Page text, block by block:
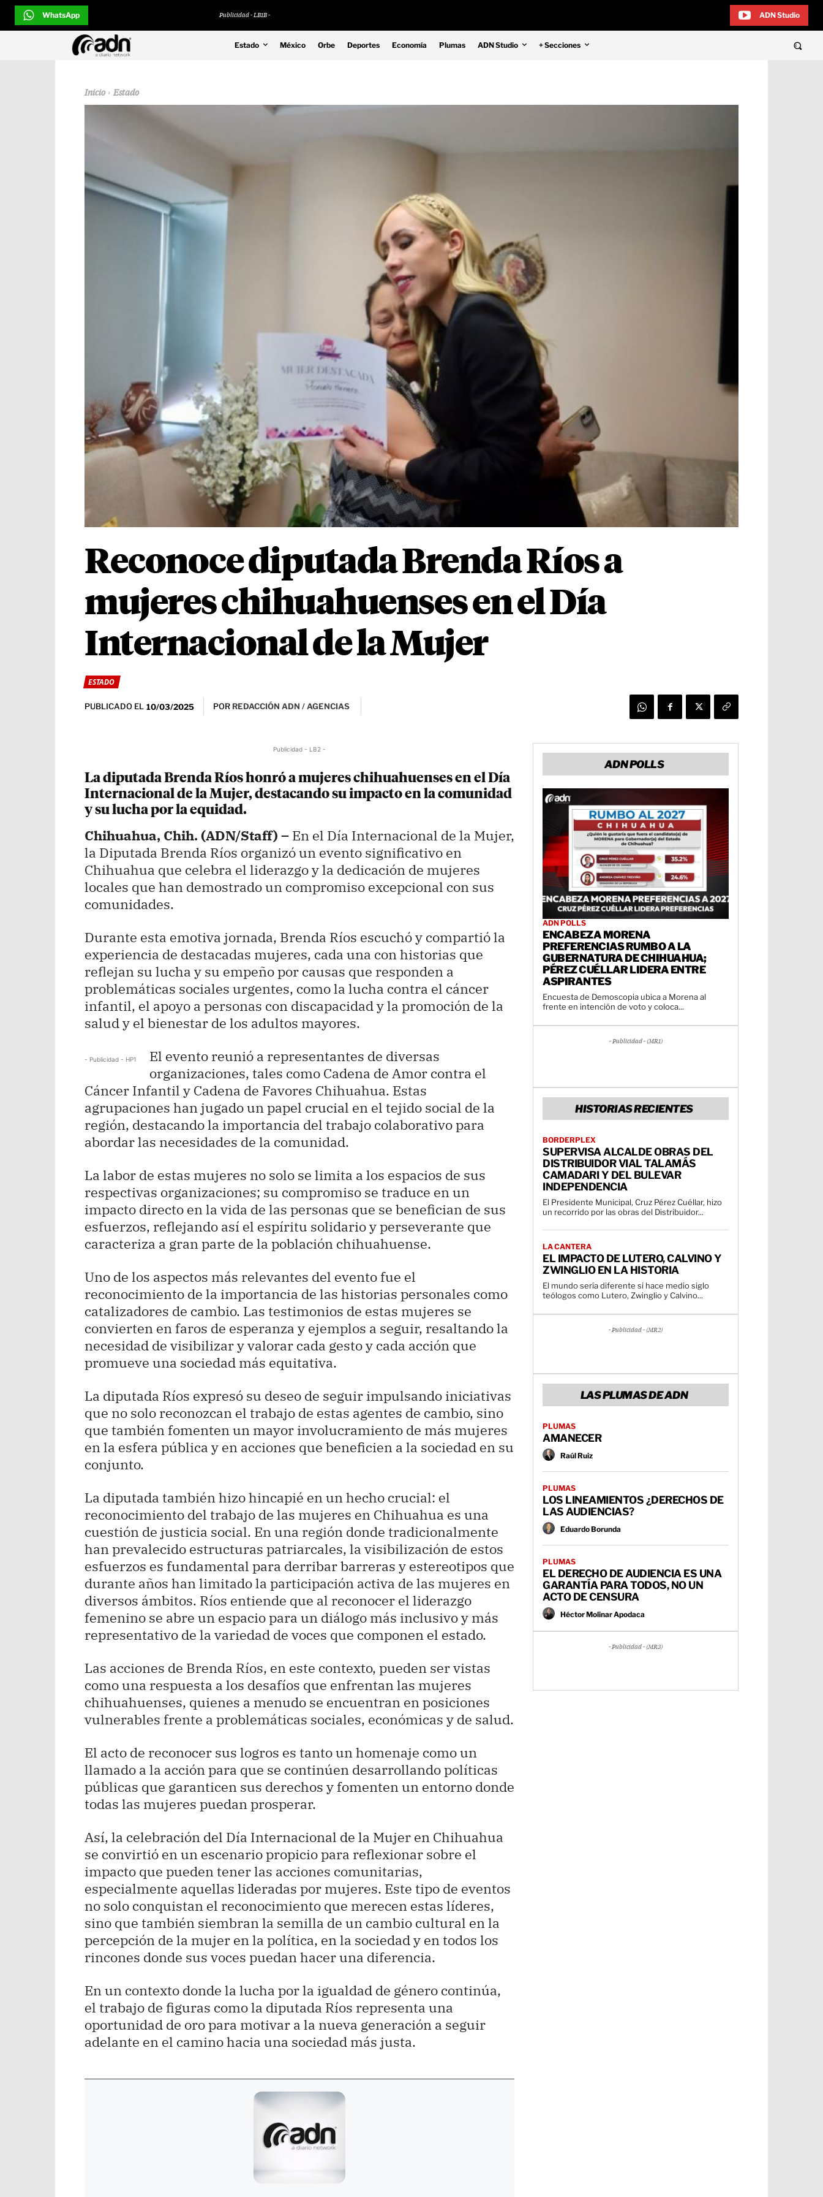
WhatsApp Publicidad - LB1B - ADN Studio
Estado México Orbe Deportes Economía Plumas ADN Studio + Secciones
Inicio Estado
Reconoce diputada Brenda Ríos a
mujeres chihuahuenses en el Día
Internacional de la Mujer
ESTADO
PUBLICADO EL 10/03/2025 POR REDACCIÓN ADN / AGENCIAS
Publicidad - LB2 -
La diputada Brenda Ríos honró a mujeres chihuahuenses en el Día
Internacional de la Mujer, destacando su impacto en la comunidad
y su lucha por la equidad.
Chihuahua, Chih. (ADN/Staff) – En el Día Internacional de la Mujer,
la Diputada Brenda Ríos organizó un evento significativo en
Chihuahua que celebra el liderazgo y la dedicación de mujeres
locales que han demostrado un compromiso excepcional con sus
comunidades.
Durante esta emotiva jornada, Brenda Ríos escuchó y compartió la
experiencia de destacadas mujeres, cada una con historias que
reflejan su lucha y su empeño por causas que responden a
problemáticas sociales urgentes, como la lucha contra el cáncer
infantil, el apoyo a personas con discapacidad y la promoción de la
salud y el bienestar de los adultos mayores.
- Publicidad - HP1
El evento reunió a representantes de diversas
organizaciones, tales como Cadena de Amor contra el
Cáncer Infantil y Cadena de Favores Chihuahua. Estas
agrupaciones han jugado un papel crucial en el tejido social de la
región, destacando la importancia del trabajo colaborativo para
abordar las necesidades de la comunidad.
La labor de estas mujeres no solo se limita a los espacios de sus
respectivas organizaciones; su compromiso se traduce en un
impacto directo en la vida de las personas que se benefician de sus
esfuerzos, reflejando así el espíritu solidario y perseverante que
caracteriza a gran parte de la población chihuahuense.
Uno de los aspectos más relevantes del evento fue el
reconocimiento de la importancia de las historias personales como
catalizadores de cambio. Las testimonios de estas mujeres se
convierten en faros de esperanza y ejemplos a seguir, resaltando la
necesidad de visibilizar y valorar cada gesto y cada acción que
promueve una sociedad más equitativa.
La diputada Ríos expresó su deseo de seguir impulsando iniciativas
que no solo reconozcan el trabajo de estas agentes de cambio, sino
que también fomenten un mayor involucramiento de más mujeres
en la esfera pública y en acciones que beneficien a la sociedad en su
conjunto.
La diputada también hizo hincapié en un hecho crucial: el
reconocimiento del trabajo de las mujeres en Chihuahua es una
cuestión de justicia social. En una región donde tradicionalmente
han prevalecido estructuras patriarcales, la visibilización de estos
esfuerzos es fundamental para derribar barreras y estereotipos que
durante años han limitado la participación activa de las mujeres en
diversos ámbitos. Ríos entiende que al reconocer el liderazgo
femenino se abre un espacio para un diálogo más inclusivo y más
representativo de la variedad de voces que componen el estado.
Las acciones de Brenda Ríos, en este contexto, pueden ser vistas
como una respuesta a los desafíos que enfrentan las mujeres
chihuahuenses, quienes a menudo se encuentran en posiciones
vulnerables frente a problemáticas sociales, económicas y de salud.
El acto de reconocer sus logros es tanto un homenaje como un
llamado a la acción para que se continúen desarrollando políticas
públicas que garanticen sus derechos y fomenten un entorno donde
todas las mujeres puedan prosperar.
Así, la celebración del Día Internacional de la Mujer en Chihuahua
se convirtió en un escenario propicio para reflexionar sobre el
impacto que pueden tener las acciones comunitarias,
especialmente aquellas lideradas por mujeres. Este tipo de eventos
no solo conquistan el reconocimiento que merecen estas líderes,
sino que también siembran la semilla de un cambio cultural en la
percepción de la mujer en la política, en la sociedad y en todos los
rincones donde sus voces puedan hacer una diferencia.
En un contexto donde la lucha por la igualdad de género continúa,
el trabajo de figuras como la diputada Ríos representa una
oportunidad de oro para motivar a la nueva generación a seguir
adelante en el camino hacia una sociedad más justa.
ADN POLLS
ADN POLLS
ENCABEZA MORENA
PREFERENCIAS RUMBO A LA
GUBERNATURA DE CHIHUAHUA;
PÉREZ CUÉLLAR LIDERA ENTRE
ASPIRANTES
Encuesta de Demoscopia ubica a Morena al
frente en intención de voto y coloca...
- Publicidad - (MR1)
HISTORIAS RECIENTES
BORDERPLEX
SUPERVISA ALCALDE OBRAS DEL
DISTRIBUIDOR VIAL TALAMÁS
CAMADARI Y DEL BULEVAR
INDEPENDENCIA
El Presidente Municipal, Cruz Pérez Cuéllar, hizo
un recorrido por las obras del Distribuidor...
LA CANTERA
EL IMPACTO DE LUTERO, CALVINO Y
ZWINGLIO EN LA HISTORIA
El mundo sería diferente si hace medio siglo
teólogos como Lutero, Zwinglio y Calvino...
- Publicidad - (MR2)
LAS PLUMAS DE ADN
PLUMAS
AMANECER
Raúl Ruiz
PLUMAS
LOS LINEAMIENTOS ¿DERECHOS DE
LAS AUDIENCIAS?
Eduardo Borunda
PLUMAS
EL DERECHO DE AUDIENCIA ES UNA
GARANTÍA PARA TODOS, NO UN
ACTO DE CENSURA
Héctor Molinar Apodaca
- Publicidad - (MR3)